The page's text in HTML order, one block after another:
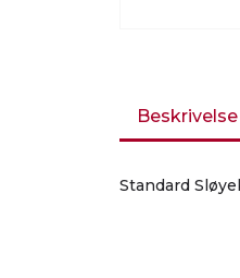
Beskrivelse
Standard